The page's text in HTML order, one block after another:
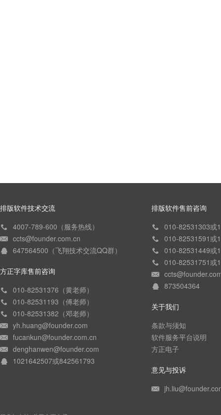
排版软件技术交流
4007-789-600（服务热线）
ccts@founder.com.cn
647564500（飞翔技术交流QQ群）
方正字库售前咨询
010-82531376（黄老师）
010-82531193（傅老师）
010-82531382（邓老师）
yh.huang@founder.com
fucankun@founder.com.cn
denghanwen@founder.com
1021642507或842561793
排版软件售前咨询
010-82531303或
010-82531591或
010-82531449或
010-82531751或
873504364
关于我们
条款与须知
软件服务平台说明
方正电子
意见与投诉